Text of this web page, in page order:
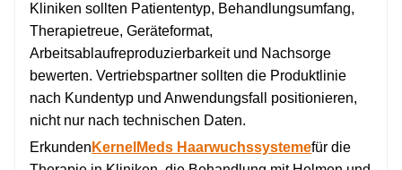
Kliniken sollten Patiententyp, Behandlungsumfang,
Therapietreue, Geräteformat,
Arbeitsablaufreproduzierbarkeit und Nachsorge
bewerten. Vertriebspartner sollten die Produktlinie
nach Kundentyp und Anwendungsfall positionieren,
nicht nur nach technischen Daten.
Erkunden KernelMeds Haarwuchssystemefür die